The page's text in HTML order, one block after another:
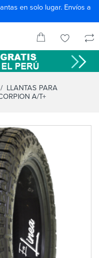
en solo lugar. Envíos a
/ LLANTAS PARA
A/T+